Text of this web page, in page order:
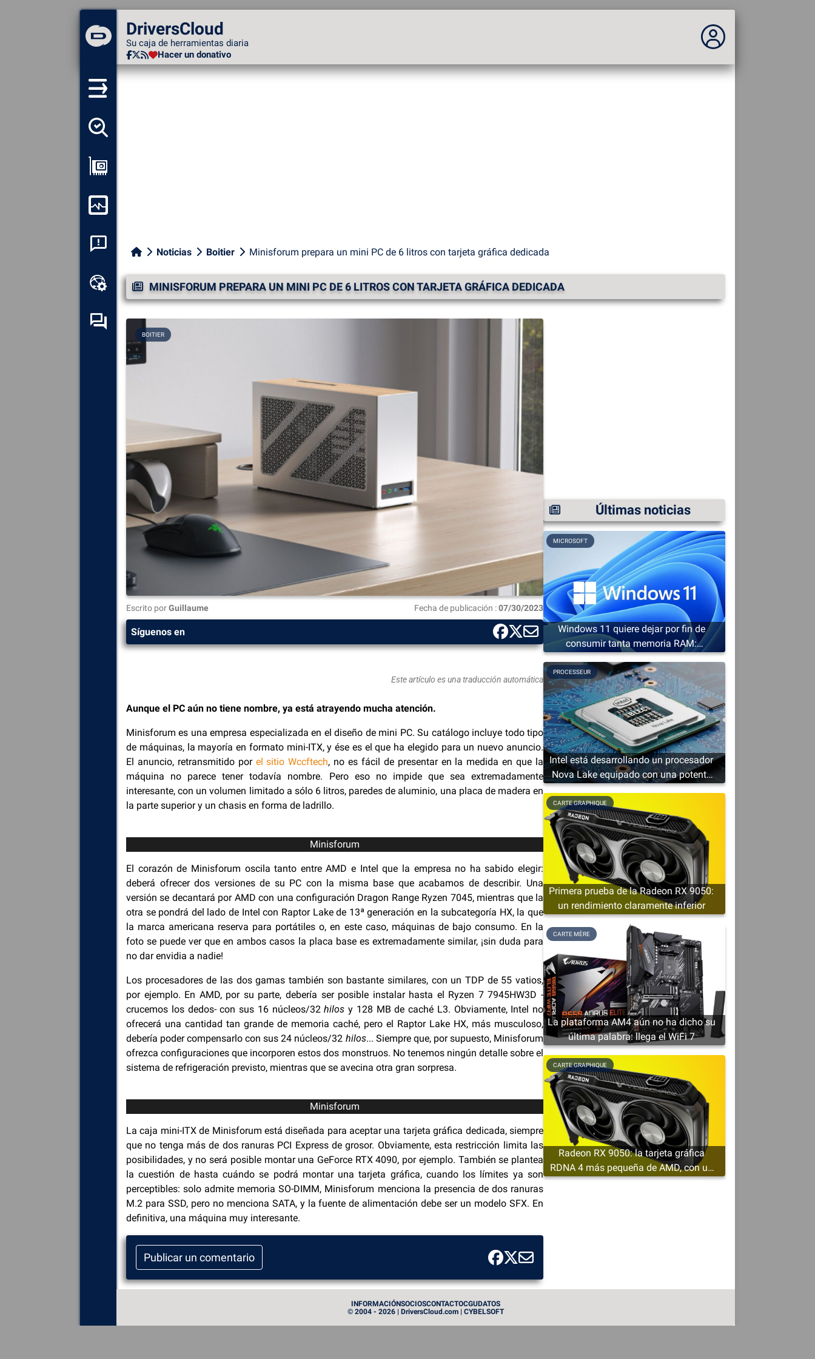
DriversCloud
Su caja de herramientas diaria
Hacer un donativo
No estás conectado...
DriversCloud
Su caja de herramientas diaria
Hacer un donativo
Caja de herramientas en
línea
Foro de autoayuda
Explora
las causas de los fallos
(pantallas azules).
Detectey descargue los
controladores que falten o
estén desactualizados en su
sistema.
Noticias Boitier Minisforum prepara un mini PC de 6 litros con tarjeta gráfica dedicada
MINISFORUM PREPARA UN MINI PC DE 6 LITROS CON TARJETA GRÁFICA DEDICADA
BOITIER
Escrito porGuillaume Fecha de publicación :07/30/2023
Síguenos en
Este artículo es una traducción automática
Aunque el PC aún no tiene nombre, ya está atrayendo mucha atención.
Minisforum es una empresa especializada en el diseño de mini PC. Su catálogo incluye todo tipo
de máquinas, la mayoría en formato mini-ITX, y ése es el que ha elegido para un nuevo anuncio.
El anuncio, retransmitido por el sitio Wccftech, no es fácil de presentar en la medida en que la
máquina no parece tener todavía nombre. Pero eso no impide que sea extremadamente
interesante, con un volumen limitado a sólo 6 litros, paredes de aluminio, una placa de madera en
la parte superior y un chasis en forma de ladrillo.
Minisforum
El corazón de Minisforum oscila tanto entre AMD e Intel que la empresa no ha sabido elegir:
deberá ofrecer dos versiones de su PC con la misma base que acabamos de describir. Una
versión se decantará por AMD con una configuración Dragon Range Ryzen 7045, mientras que la
otra se pondrá del lado de Intel con Raptor Lake de 13ª generación en la subcategoría HX, la que
la marca americana reserva para portátiles o, en este caso, máquinas de bajo consumo. En la
foto se puede ver que en ambos casos la placa base es extremadamente similar, ¡sin duda para
no dar envidia a nadie!
Los procesadores de las dos gamas también son bastante similares, con un TDP de 55 vatios,
por ejemplo. En AMD, por su parte, debería ser posible instalar hasta el Ryzen 7 7945HW3D -
crucemos los dedos- con sus 16 núcleos/32hilos y 128 MB de caché L3. Obviamente, Intel no
ofrecerá una cantidad tan grande de memoria caché, pero el Raptor Lake HX, más musculoso,
debería poder compensarlo con sus 24 núcleos/32 hilos... Siempre que, por supuesto, Minisforum
ofrezca configuraciones que incorporen estos dos monstruos. No tenemos ningún detalle sobre el
sistema de refrigeración previsto, mientras que se avecina otra gran sorpresa.
Minisforum
La caja mini-ITX de Minisforum está diseñada para aceptar una tarjeta gráfica dedicada, siempre
que no tenga más de dos ranuras PCI Express de grosor. Obviamente, esta restricción limita las
posibilidades, y no será posible montar una GeForce RTX 4090, por ejemplo. También se plantea
la cuestión de hasta cuándo se podrá montar una tarjeta gráfica, cuando los límites ya son
perceptibles: solo admite memoria SO-DIMM, Minisforum menciona la presencia de dos ranuras
M.2 para SSD, pero no menciona SATA, y la fuente de alimentación debe ser un modelo SFX. En
definitiva, una máquina muy interesante.
Publicar un comentario
Últimas noticias
Windows 11 quiere dejar por fin de
consumir tanta memoria RAM:
Microsoft prepara una cura de
adelgazamiento
MICROSOFT
Intel está desarrollando un procesador
Nova Lake equipado con una potente
solución gráfica
PROCESSEUR
Primera prueba de la Radeon RX 9050:
un rendimiento claramente inferior
CARTE GRAPHIQUE
La plataforma AM4 aún no ha dicho su
última palabra: llega el WiFi 7
CARTE MÈRE
Radeon RX 9050: la tarjeta gráfica
RDNA 4 más pequeña de AMD, con un
mínimo de 4 GB de VRAM
CARTE GRAPHIQUE
INFORMACIÓNSOCIOSCONTACTOCGUDATOS
© 2004 - 2026 | DriversCloud.com | CYBELSOFT